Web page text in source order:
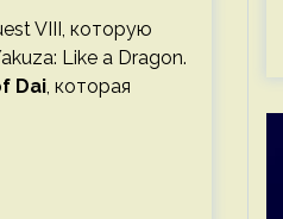
VIII, которую
Like a Dragon.
Dai, которая